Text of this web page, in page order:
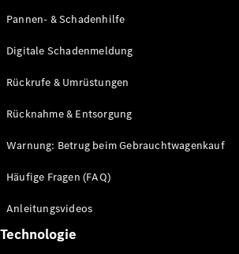
Driving
She's
Golf
Tennis
Laureus
Stiftung
Sporthilfe
Pannen- & Schadenhilfe
Digitale Schadenmeldung
Rückrufe & Umrüstungen
Rücknahme & Entsorgung
Warnung: Betrug beim Gebrauchtwagenkauf
Häufige Fragen (FAQ)
Anleitungsvideos
Technologie